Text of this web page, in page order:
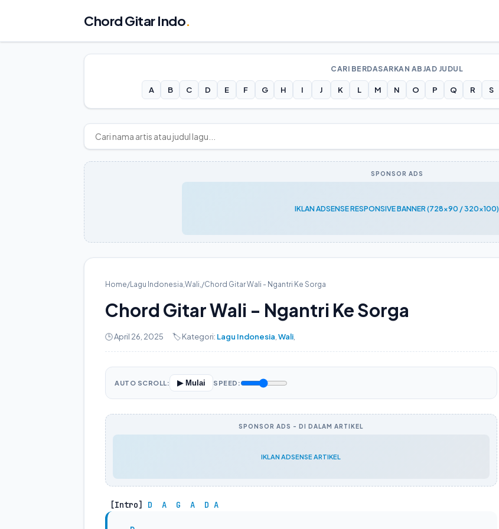
Chord Gitar Indo.
CARI BERDASARKAN ABJAD JUDUL
A B C D E F G H I J K L M N O P Q R S
SPONSOR ADS
IKLAN ADSENSE RESPONSIVE BANNER (728x90 / 320x100)
Home/Lagu Indonesia,Wali,/Chord Gitar Wali - Ngantri Ke Sorga
Chord Gitar Wali - Ngantri Ke Sorga
🕒 April 26, 2025 🏷️ Kategori: Lagu Indonesia Wali
AUTO SCROLL: ▶ Mulai SPEED:
SPONSOR ADS - DI DALAM ARTIKEL
IKLAN ADSENSE ARTIKEL
[Intro] D A G A D A